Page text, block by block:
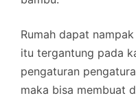
Rumah dapat
itu tergantung pada
pengaturan
maka bisa membuat